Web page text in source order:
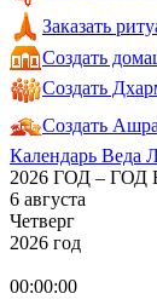
Заказать
Создать
Создать
Создать
Календарь Веда
2026 ГОД –
6 августа
Четверг
2026 год
00:00:00